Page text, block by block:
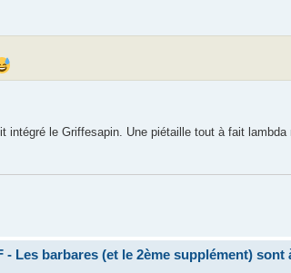
intégré le Griffesapin. Une piétaille tout à fait
Les barbares (et le 2ème supplément)